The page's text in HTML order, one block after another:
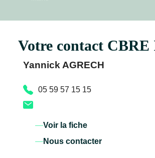
Votre contact CBRE
Yannick AGRECH
05 59 57 15 15
Voir la fiche
Nous contacter